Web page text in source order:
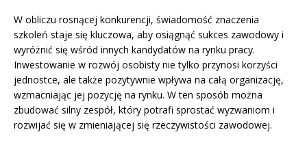
W obliczu rosnącej konkurencji, świadomość znaczenia
szkoleń staje się kluczowa, aby osiągnąć sukces zawodowy i
wyróżnić się wśród innych kandydatów na rynku pracy.
Inwestowanie w rozwój osobisty nie tylko przynosi korzyści
jednostce, ale także pozytywnie wpływa na całą organizację,
wzmacniając jej pozycję na rynku. W ten sposób można
zbudować silny zespół, który potrafi sprostać wyzwaniom i
rozwijać się w zmieniającej się rzeczywistości zawodowej.